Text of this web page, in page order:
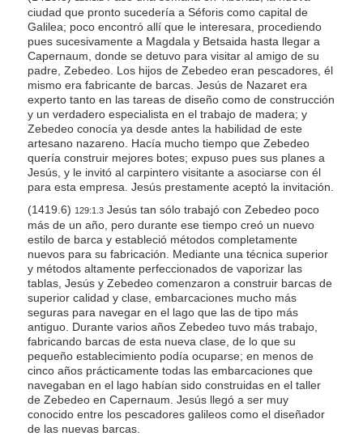
ciudad que pronto sucedería a Séforis como capital de
Galilea; poco encontró allí que le interesara, procediendo
pues sucesivamente a Magdala y Betsaida hasta llegar a
Capernaum, donde se detuvo para visitar al amigo de su
padre, Zebedeo. Los hijos de Zebedeo eran pescadores, él
mismo era fabricante de barcas. Jesús de Nazaret era
experto tanto en las tareas de diseño como de construcción
y un verdadero especialista en el trabajo de madera; y
Zebedeo conocía ya desde antes la habilidad de este
artesano nazareno. Hacía mucho tiempo que Zebedeo
quería construir mejores botes; expuso pues sus planes a
Jesús, y le invitó al carpintero visitante a asociarse con él
para esta empresa. Jesús prestamente aceptó la invitación.
(1419.6) 129:1.3Jesús tan sólo trabajó con Zebedeo poco
más de un año, pero durante ese tiempo creó un nuevo
estilo de barca y estableció métodos completamente
nuevos para su fabricación. Mediante una técnica superior
y métodos altamente perfeccionados de vaporizar las
tablas, Jesús y Zebedeo comenzaron a construir barcas de
superior calidad y clase, embarcaciones mucho más
seguras para navegar en el lago que las de tipo más
antiguo. Durante varios años Zebedeo tuvo más trabajo,
fabricando barcas de esta nueva clase, de lo que su
pequeño establecimiento podía ocuparse; en menos de
cinco años prácticamente todas las embarcaciones que
navegaban en el lago habían sido construidas en el taller
de Zebedeo en Capernaum. Jesús llegó a ser muy
conocido entre los pescadores galileos como el diseñador
de las nuevas barcas.